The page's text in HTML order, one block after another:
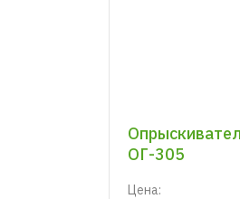
ОГ-305
Цена: